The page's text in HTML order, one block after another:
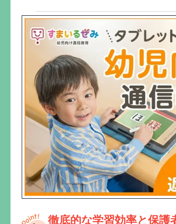
徹底的な学習効率と保護